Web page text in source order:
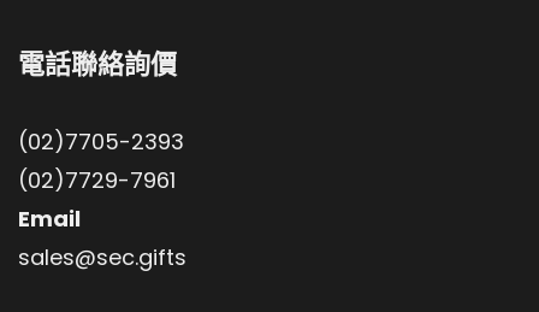
電話聯絡詢價
(02)7705-2393
(02)7729-7961
Email
sales@sec.gifts